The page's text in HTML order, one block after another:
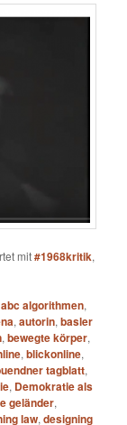
mit#1968kritik,
abc algorithmen,
,autorin,basler
,bewegte körper,
,blickonline,
tagblatt,
, Demokratie als
geländer,
law,designing